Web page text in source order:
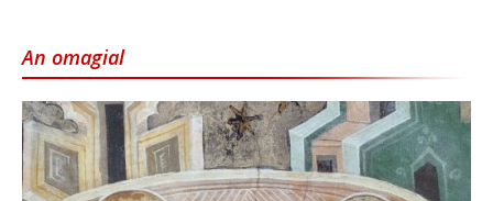
An omagial